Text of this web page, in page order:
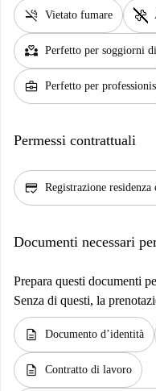
smoke_free Vietato fumare pet_supplies
partner_heart Perfetto per soggiorni
business_center Perfetto per
Permessi contrattuali
credit_score Registrazione residenza
Documenti necessari
Prepara questi documenti
Senza di questi, la
description Documento d’identità
description Contratto di lavoro